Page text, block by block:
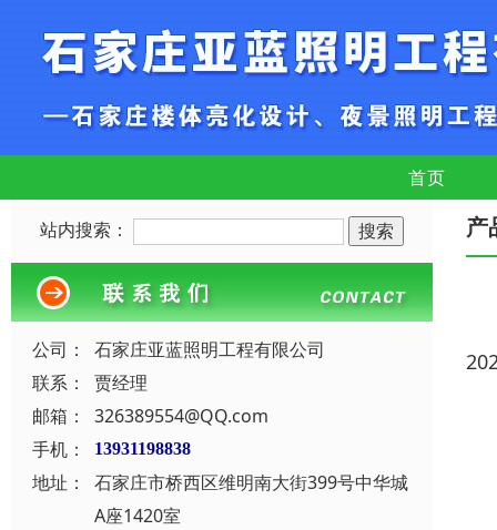
首页
站内搜索：
公司：
石家庄亚蓝照明工程有限公司
联系：
贾经理
邮箱：
326389554@QQ.com
手机：
13931198838
地址：
石家庄市桥西区维明南大街399号中华城
A座1420室
产